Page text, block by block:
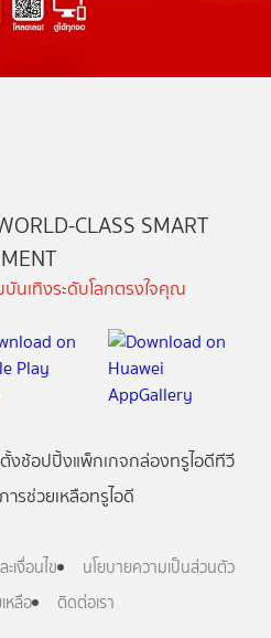
CLASS SMART
นเทิงระดับโลกตรงใจคุณ
งช้อปปิ้งแพ็กเกจกล่องทรูไอดีทีวี
ารช่วยเหลือทรูไอดี
เงื่อนไข
นโยบายความเป็นส่วนตัว
หลือ
ติดต่อเรา